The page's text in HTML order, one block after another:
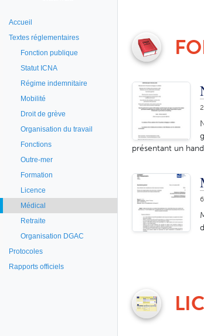
Accueil
Textes réglementaires
Fonction publique
Statut ICNA
Régime indemnitaire
Mobilité
Droit de grève
Organisation du travail
Fonctions
Outre-mer
Formation
Licence
Médical
Retraite
Organisation DGAC
Protocoles
Rapports officiels
présentant un